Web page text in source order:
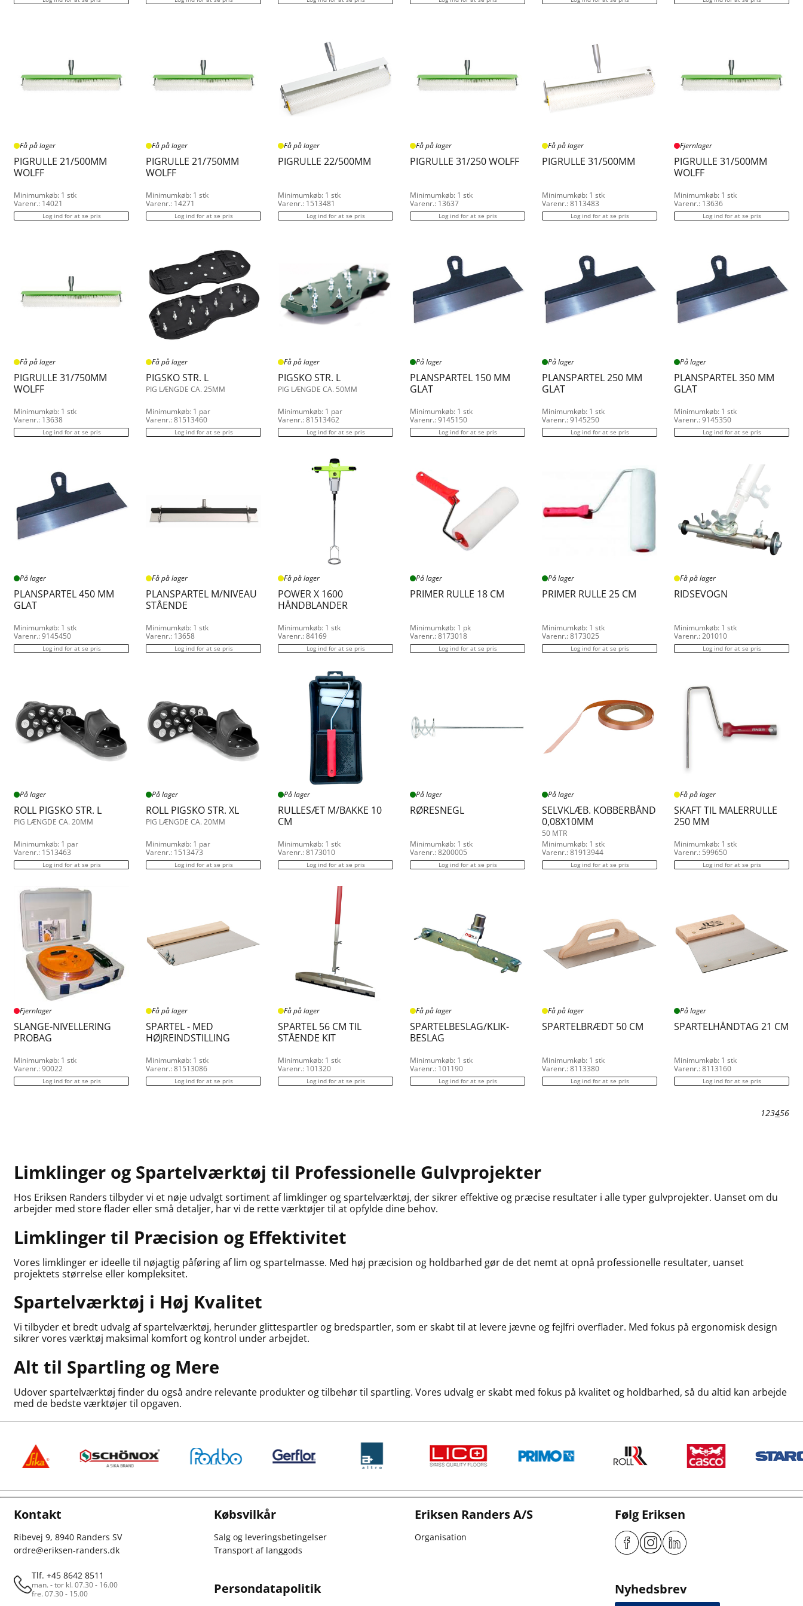
7.000
8.000
Få på lager
PIGRULLE 21/500MM
WOLFF
Minimumkøb: 1 stk
Varenr.: 14021
Log ind for at se pris
Få på lager
PIGRULLE 21/750MM
WOLFF
Minimumkøb: 1 stk
Varenr.: 14271
Log ind for at se pris
Få på lager
PIGRULLE 22/500MM
Minimumkøb: 1 stk
Varenr.: 1513481
Log ind for at se pris
Få på lager
PIGRULLE 31/250 WOLFF
Minimumkøb: 1 stk
Varenr.: 13637
Log ind for at se pris
Få på lager
PIGRULLE 31/500MM
Minimumkøb: 1 stk
Varenr.: 8113483
Log ind for at se pris
Fjernlager
PIGRULLE 31/500MM
WOLFF
Minimumkøb: 1 stk
Varenr.: 13636
Log ind for at se pris
Få på lager
PIGRULLE 31/750MM
WOLFF
Minimumkøb: 1 stk
Varenr.: 13638
Log ind for at se pris
Få på lager
PIGSKO STR. L
PIG LÆNGDE CA. 25MM
Minimumkøb: 1 par
Varenr.: 81513460
Log ind for at se pris
Få på lager
PIGSKO STR. L
PIG LÆNGDE CA. 50MM
Minimumkøb: 1 par
Varenr.: 81513462
Log ind for at se pris
På lager
PLANSPARTEL 150 MM
GLAT
Minimumkøb: 1 stk
Varenr.: 9145150
Log ind for at se pris
På lager
PLANSPARTEL 250 MM
GLAT
Minimumkøb: 1 stk
Varenr.: 9145250
Log ind for at se pris
På lager
PLANSPARTEL 350 MM
GLAT
Minimumkøb: 1 stk
Varenr.: 9145350
Log ind for at se pris
På lager
PLANSPARTEL 450 MM
GLAT
Minimumkøb: 1 stk
Varenr.: 9145450
Log ind for at se pris
Få på lager
PLANSPARTEL M/NIVEAU
STÅENDE
Minimumkøb: 1 stk
Varenr.: 13658
Log ind for at se pris
Få på lager
POWER X 1600
HÅNDBLANDER
Minimumkøb: 1 stk
Varenr.: 84169
Log ind for at se pris
På lager
PRIMER RULLE 18 CM
Minimumkøb: 1 pk
Varenr.: 8173018
Log ind for at se pris
På lager
PRIMER RULLE 25 CM
Minimumkøb: 1 stk
Varenr.: 8173025
Log ind for at se pris
Få på lager
RIDSEVOGN
Minimumkøb: 1 stk
Varenr.: 201010
Log ind for at se pris
På lager
ROLL PIGSKO STR. L
PIG LÆNGDE CA. 20MM
Minimumkøb: 1 par
Varenr.: 1513463
Log ind for at se pris
På lager
ROLL PIGSKO STR. XL
PIG LÆNGDE CA. 20MM
Minimumkøb: 1 par
Varenr.: 1513473
Log ind for at se pris
På lager
RULLESÆT M/BAKKE 10
CM
Minimumkøb: 1 stk
Varenr.: 8173010
Log ind for at se pris
På lager
RØRESNEGL
Minimumkøb: 1 stk
Varenr.: 8200005
Log ind for at se pris
På lager
SELVKLÆB. KOBBERBÅND
0,08X10MM
50 MTR
Minimumkøb: 1 stk
Varenr.: 81913944
Log ind for at se pris
Få på lager
SKAFT TIL MALERRULLE
250 MM
Minimumkøb: 1 stk
Varenr.: 599650
Log ind for at se pris
Fjernlager
SLANGE-NIVELLERING
PROBAG
Minimumkøb: 1 stk
Varenr.: 90022
Log ind for at se pris
Få på lager
SPARTEL - MED
HØJREINDSTILLING
Minimumkøb: 1 stk
Varenr.: 81513086
Log ind for at se pris
Få på lager
SPARTEL 56 CM TIL
STÅENDE KIT
Minimumkøb: 1 stk
Varenr.: 101320
Log ind for at se pris
Få på lager
SPARTELBESLAG/KLIK-
BESLAG
Minimumkøb: 1 stk
Varenr.: 101190
Log ind for at se pris
Få på lager
SPARTELBRÆDT 50 CM
Minimumkøb: 1 stk
Varenr.: 8113380
Log ind for at se pris
På lager
SPARTELHÅNDTAG 21 CM
Minimumkøb: 1 stk
Varenr.: 8113160
Log ind for at se pris
123456
Limklinger og Spartelværktøj til Professionelle Gulvprojekter
Hos Eriksen Randers tilbyder vi et nøje udvalgt sortiment af limklinger og spartelværktøj, der sikrer effektive og præcise resultater i alle typer gulvprojekter. Uanset om du
arbejder med store flader eller små detaljer, har vi de rette værktøjer til at opfylde dine behov.
Limklinger til Præcision og Effektivitet
Vores limklinger er ideelle til nøjagtig påføring af lim og spartelmasse. Med høj præcision og holdbarhed gør de det nemt at opnå professionelle resultater, uanset
projektets størrelse eller kompleksitet.
Spartelværktøj i Høj Kvalitet
Vi tilbyder et bredt udvalg af spartelværktøj, herunder glittespartler og bredspartler, som er skabt til at levere jævne og fejlfri overflader. Med fokus på ergonomisk design
sikrer vores værktøj maksimal komfort og kontrol under arbejdet.
Alt til Spartling og Mere
Udover spartelværktøj finder du også andre relevante produkter og tilbehør til spartling. Vores udvalg er skabt med fokus på kvalitet og holdbarhed, så du altid kan arbejde
med de bedste værktøjer til opgaven.
Kontakt
Ribevej 9, 8940 Randers SV
ordre@eriksen-randers.dk
Tlf. +45 8642 8511
man. - tor kl. 07.30 - 16.00
fre. 07.30 - 15.00
Købsvilkår
Salg og leveringsbetingelser
Transport af langgods
Persondatapolitik
Eriksen Randers A/S
Organisation
Følg Eriksen
Nyhedsbrev